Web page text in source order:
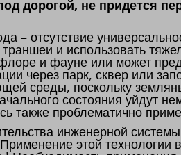
дорогой, не придется
– отсутствие
и использовать
и фауне или может
через парк, сквер или
среды, поскольку
состояния уйдут
также проблематично
инженерной
этой